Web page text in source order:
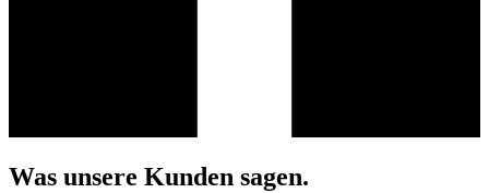
Was unsere Kunden sagen.